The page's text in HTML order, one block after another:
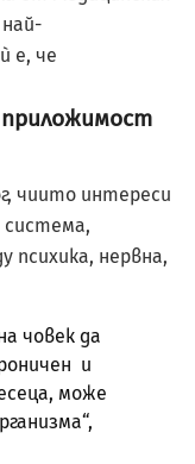
е, че
чиито интереси
система,
психика, нервна,
човек да
и
може